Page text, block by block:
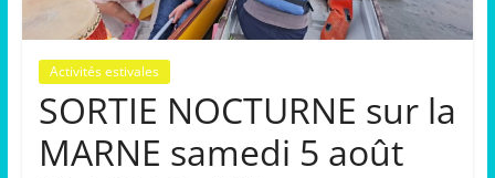
Activités estivales
SORTIE NOCTURNE sur la
MARNE samedi 5 août